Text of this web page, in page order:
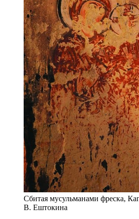
Сбитая мусульманами фреска,
В. Ештокина